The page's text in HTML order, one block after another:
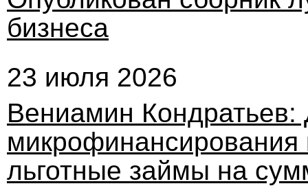
бизнеса
23 июля 2026
Вениамин
микрофинансирования
льготные займы на